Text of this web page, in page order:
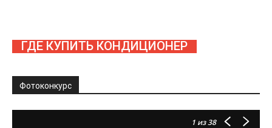
ГДЕ КУПИТЬ КОНДИЦИОНЕР
Фотоконкурс
1 из 38